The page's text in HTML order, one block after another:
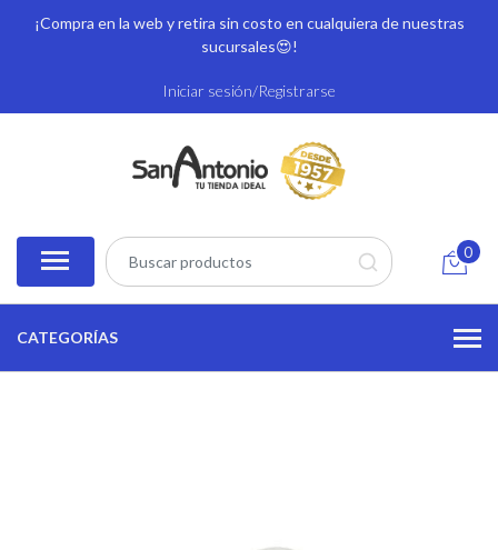
¡Compra en la web y retira sin costo en cualquiera de nuestras
sucursales😍!
Iniciar sesión/Registrarse
0
CATEGORÍAS